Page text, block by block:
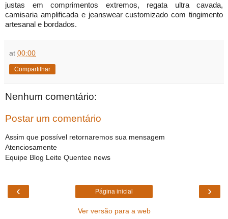
justas em comprimentos extremos, regata ultra cavada,
camisaria amplificada e jeanswear customizado com tingimento
artesanal e bordados.
at 00:00
Compartilhar
Nenhum comentário:
Postar um comentário
Assim que possível retornaremos sua mensagem
Atenciosamente
Equipe Blog Leite Quentee news
‹ ›
Página inicial
Ver versão para a web